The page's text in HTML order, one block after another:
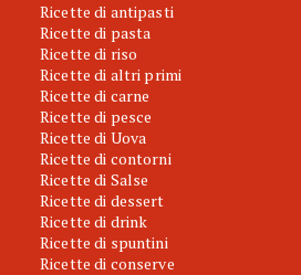
Ricette di antipasti
Ricette di pasta
Ricette di riso
Ricette di altri primi
Ricette di carne
Ricette di pesce
Ricette di Uova
Ricette di contorni
Ricette di Salse
Ricette di dessert
Ricette di drink
Ricette di spuntini
Ricette di conserve